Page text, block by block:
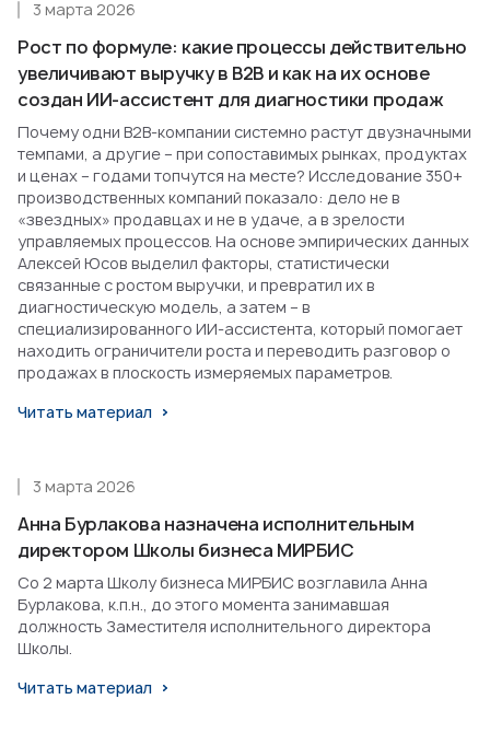
Рост по формуле: какие процессы действительно
увеличивают выручку в B2B и как на их основе
создан ИИ-ассистент для диагностики продаж
3 марта 2026
Почему одни B2B-компании системно растут двузначными
темпами, а другие – при сопоставимых рынках, продуктах
и ценах – годами топчутся на месте? Исследование 350+
производственных компаний показало: дело не в
«звездных» продавцах и не в удаче, а в зрелости
управляемых процессов. На основе эмпирических данных
Алексей Юсов выделил факторы, статистически
связанные с ростом выручки, и превратил их в
диагностическую модель, а затем – в
специализированного ИИ-ассистента, который помогает
находить ограничители роста и переводить разговор о
продажах в плоскость измеряемых параметров.
Читать материал
Анна Бурлакова назначена исполнительным
директором Школы бизнеса МИРБИС
3 марта 2026
Со 2 марта Школу бизнеса МИРБИС возглавила Анна
Бурлакова, к.п.н., до этого момента занимавшая
должность Заместителя исполнительного директора
Школы.
Читать материал